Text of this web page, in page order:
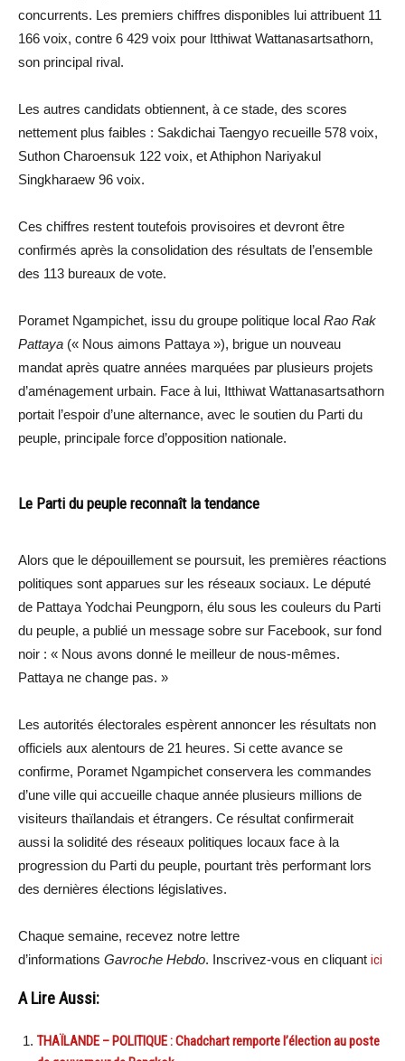
concurrents. Les premiers chiffres disponibles lui attribuent 11
166 voix, contre 6 429 voix pour Itthiwat Wattanasartsathorn,
son principal rival.
Les autres candidats obtiennent, à ce stade, des scores
nettement plus faibles : Sakdichai Taengyo recueille 578 voix,
Suthon Charoensuk 122 voix, et Athiphon Nariyakul
Singkharaew 96 voix.
Ces chiffres restent toutefois provisoires et devront être
confirmés après la consolidation des résultats de l’ensemble
des 113 bureaux de vote.
Poramet Ngampichet, issu du groupe politique local Rao Rak
Pattaya (« Nous aimons Pattaya »), brigue un nouveau
mandat après quatre années marquées par plusieurs projets
d’aménagement urbain. Face à lui, Itthiwat Wattanasartsathorn
portait l’espoir d’une alternance, avec le soutien du Parti du
peuple, principale force d’opposition nationale.
Le Parti du peuple reconnaît la tendance
Alors que le dépouillement se poursuit, les premières réactions
politiques sont apparues sur les réseaux sociaux. Le député
de Pattaya Yodchai Peungporn, élu sous les couleurs du Parti
du peuple, a publié un message sobre sur Facebook, sur fond
noir : « Nous avons donné le meilleur de nous-mêmes.
Pattaya ne change pas. »
Les autorités électorales espèrent annoncer les résultats non
officiels aux alentours de 21 heures. Si cette avance se
confirme, Poramet Ngampichet conservera les commandes
d’une ville qui accueille chaque année plusieurs millions de
visiteurs thaïlandais et étrangers. Ce résultat confirmerait
aussi la solidité des réseaux politiques locaux face à la
progression du Parti du peuple, pourtant très performant lors
des dernières élections législatives.
Chaque semaine, recevez notre lettre
d’informations Gavroche Hebdo. Inscrivez-vous en cliquant ici
A Lire Aussi:
THAÏLANDE – POLITIQUE : Chadchart remporte l’élection au poste